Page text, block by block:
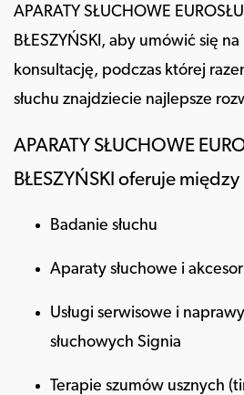
APARATY SŁUCHOWE
BŁESZYŃSKI, aby umówić się
konsultację, podczas której
słuchu znajdziecie najlepsze
APARATY SŁUCHOWE
BŁESZYŃSKI oferuje
Badanie słuchu
Aparaty słuchowe i
Usługi serwisowe i
słuchowych Signia
Terapie szumów usznych